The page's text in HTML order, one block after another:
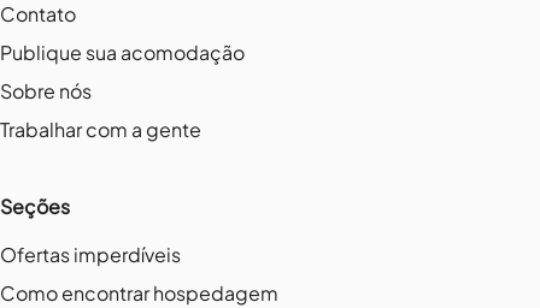
Contato
Publique sua acomodação
Sobre nós
Trabalhar com a gente
Seções
Ofertas imperdíveis
Como encontrar hospedagem